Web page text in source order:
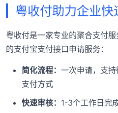
粤收付助力企业快
粤收付是一家专业的聚合支付
的支付宝支付接口申请服务：
简化流程： 一次申请，支
支付方式
快速审核： 1-3个工作日完